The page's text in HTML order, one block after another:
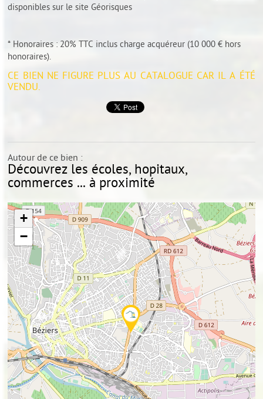
disponibles sur le site Géorisques
* Honoraires : 20% TTC inclus charge acquéreur (10 000 € hors
honoraires).
CE BIEN NE FIGURE PLUS AU CATALOGUE CAR IL A ÉTÉ
VENDU.
Autour de ce bien :
Découvrez les écoles, hopitaux,
commerces ... à proximité
+
−